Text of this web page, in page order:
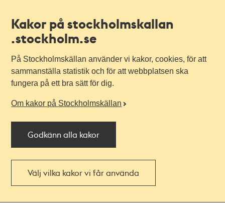
Kakor på stockholmskallan
.stockholm.se
På Stockholmskällan använder vi kakor, cookies, för att
sammanställa statistik och för att webbplatsen ska
fungera på ett bra sätt för dig.
Om kakor på Stockholmskällan
Godkänn alla kakor
Välj vilka kakor vi får använda